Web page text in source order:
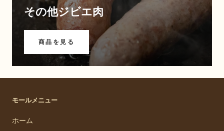
その他ジビエ肉
商品を見る
モールメニュー
ホーム